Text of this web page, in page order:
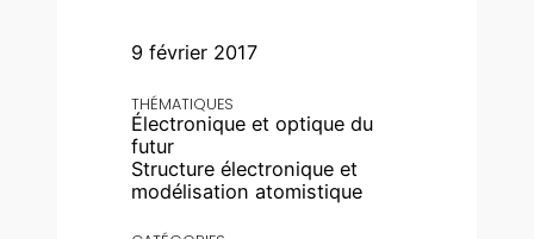
9 février 2017
THÉMATIQUES
Électronique et optique du
futur
Structure électronique et
modélisation atomistique